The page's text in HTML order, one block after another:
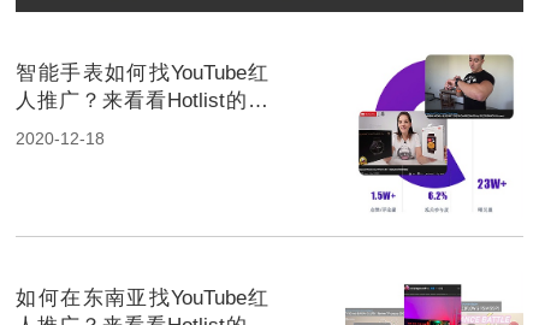
智能手表如何找YouTube红
人推广？来看看Hotlist的经
典案例！
2020-12-18
如何在东南亚找YouTube红